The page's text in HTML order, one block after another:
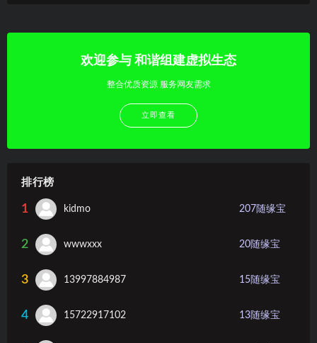
欢迎参与 和谐组建虚拟生态
整合优质资源 服务网友需求
立即查看
排行榜
1 kidmo 207 随缘宝
2 wwwxxx 20随缘宝
3 13997884987 15随缘宝
4 15722917102 13随缘宝